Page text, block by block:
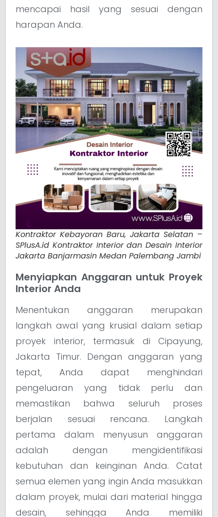
mencapai hasil yang sesuai dengan
harapan Anda.
Kontraktor Kebayoran Baru, Jakarta Selatan –
SPlusA.id Kontraktor Interior dan Desain Interior
Jakarta Banjarmasin Medan Palembang Jambi
Menyiapkan Anggaran untuk Proyek
Interior Anda
Menentukan anggaran merupakan
langkah awal yang krusial dalam setiap
proyek interior, termasuk di Cipayung,
Jakarta Timur. Dengan anggaran yang
tepat, Anda dapat menghindari
pengeluaran yang tidak perlu dan
memastikan bahwa seluruh proses
berjalan sesuai rencana. Langkah
pertama dalam menyusun anggaran
adalah dengan mengidentifikasi
kebutuhan dan keinginan Anda. Catat
semua elemen yang ingin Anda masukkan
dalam proyek, mulai dari material hingga
desain, sehingga Anda memiliki